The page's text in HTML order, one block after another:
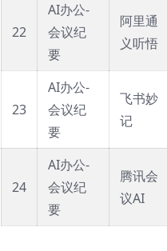
22
AI办公-
会议纪
要
阿里通
义听悟
23
AI办公-
会议纪
要
飞书妙
记
24
AI办公-
会议纪
要
腾讯会
议AI